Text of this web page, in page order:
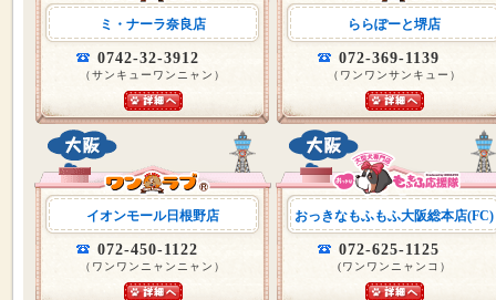
ミ・ナーラ奈良店
0742-32-3912
（サンキューワンニャン）
ららぽーと堺店
072-369-1139
（ワンワンサンキュー）
イオンモール日根野店
072-450-1122
（ワンワンニャンニャン）
おっきなもふもふ大阪総本店(FC)
072-625-1125
(ワンワンニャンコ）